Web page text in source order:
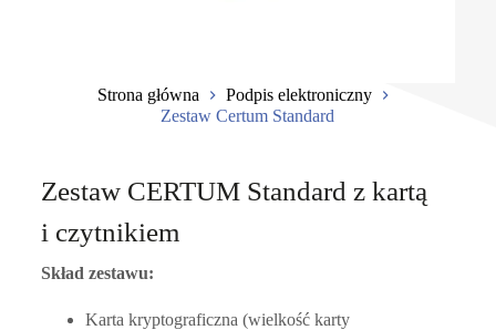
Strona główna
Podpis elektroniczny
Zestaw Certum Standard
Zestaw CERTUM Standard z kartą
i czytnikiem
Skład zestawu:
Karta kryptograficzna (wielkość karty